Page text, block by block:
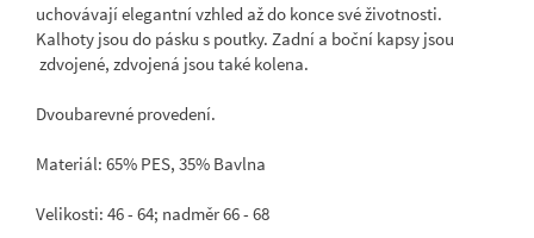
uchovávají elegantní vzhled až do konce své životnosti.
Kalhoty jsou do pásku s poutky. Zadní a boční kapsy jsou
zdvojené, zdvojená jsou také kolena.
Dvoubarevné provedení.
Materiál: 65% PES, 35% Bavlna
Velikosti: 46 - 64; nadměr 66 - 68